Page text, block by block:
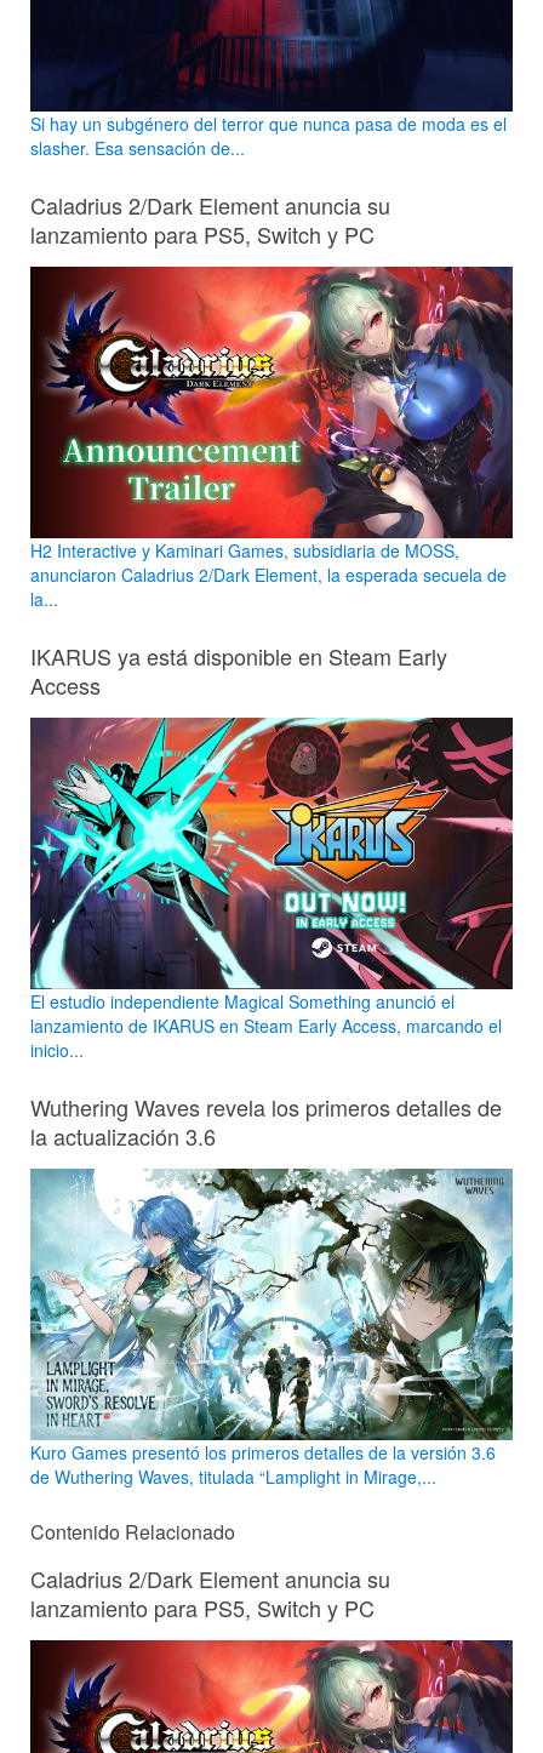
Si hay un subgénero del terror que nunca pasa de moda es el
slasher. Esa sensación de...
Caladrius 2/Dark Element anuncia su
lanzamiento para PS5, Switch y PC
H2 Interactive y Kaminari Games, subsidiaria de MOSS,
anunciaron Caladrius 2/Dark Element, la esperada secuela de
la...
IKARUS ya está disponible en Steam Early
Access
El estudio independiente Magical Something anunció el
lanzamiento de IKARUS en Steam Early Access, marcando el
inicio...
Wuthering Waves revela los primeros detalles de
la actualización 3.6
Kuro Games presentó los primeros detalles de la versión 3.6
de Wuthering Waves, titulada “Lamplight in Mirage,...
Contenido Relacionado
Caladrius 2/Dark Element anuncia su
lanzamiento para PS5, Switch y PC